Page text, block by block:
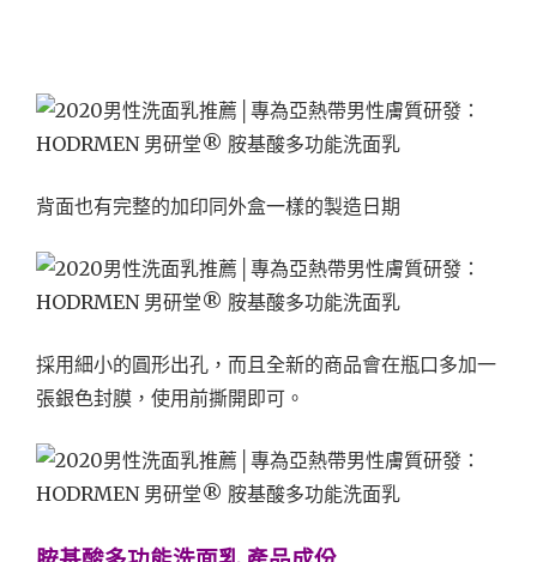
背面也有完整的加印同外盒一樣的製造日期
採用細小的圓形出孔，而且全新的商品會在瓶口多加一
張銀色封膜，使用前撕開即可。